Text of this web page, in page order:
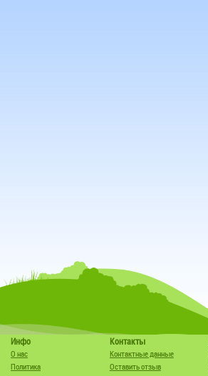
Инфо
О нас
Политика
Контакты
Контактные данные
Оставить отзыв